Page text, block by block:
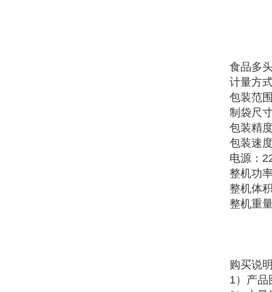
食品多
计量方
包装范
制袋尺
包装精
包装速
电源：
整机功
整机体
整机重
购买说
1）产品